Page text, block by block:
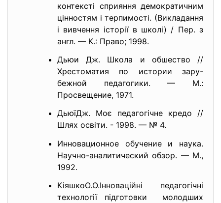
контексті сприяння демократичним
цінностям і терпимості. (Викладання
і вивчення історії в школі) / Пер. з
англ. — К.: Право; 1998.
Дьюи Дж. Школа и обшество //
Хрестоматия по истории зару-
бежной педагогики. — М.:
Просвещение, 1971.
ДьюїДж. Моє педагогічне кредо //
Шлях освіти. - 1998. — № 4.
Инновационное обучение и наука.
Научно-аналитический обзор. — М.,
1992.
КіяшкоО.О.Інноваційні педагогічні
технології підготовки молодших